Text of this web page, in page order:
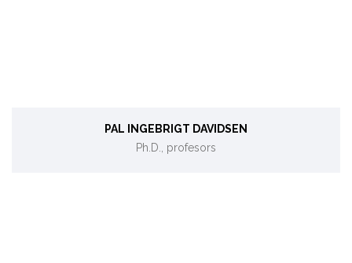
PAL INGEBRIGT DAVIDSEN
Ph.D., profesors